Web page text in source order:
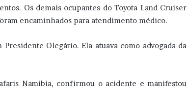
Os demais ocupantes do Toyota Land Cruiser
encaminhados para atendimento médico.
Olegário. Ela atuava como advogada da
Namibia, confirmou o acidente e manifestou